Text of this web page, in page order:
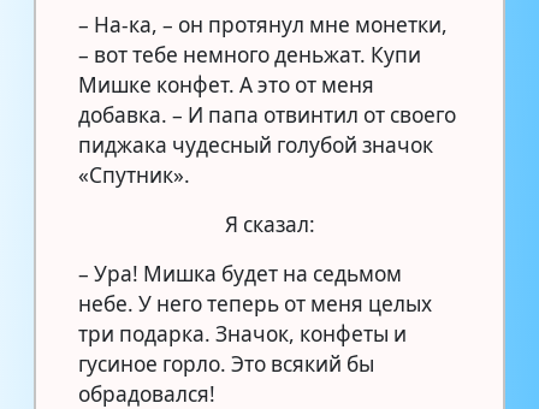
– На-ка, – он протянул мне монетки,
– вот тебе немного деньжат. Купи
Мишке конфет. А это от меня
добавка. – И папа отвинтил от своего
пиджака чудесный голубой значок
«Спутник».
Я сказал:
– Ура! Мишка будет на седьмом
небе. У него теперь от меня целых
три подарка. Значок, конфеты и
гусиное горло. Это всякий бы
обрадовался!